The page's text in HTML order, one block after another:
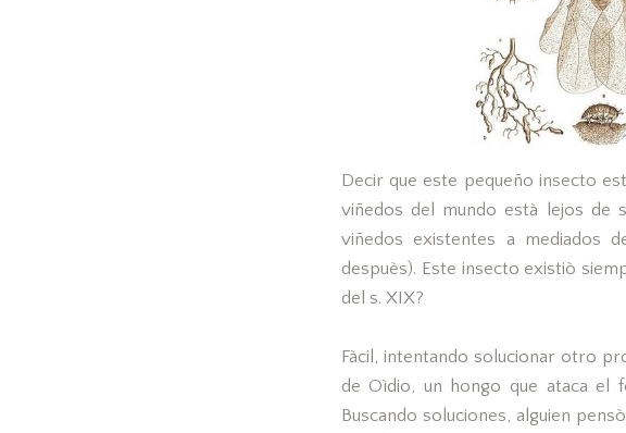
Decir que este pequeño insecto
viñedos del mundo està lejos de
viñedos existentes a mediados
despuès). Este insecto existiò
del s. XIX?
Fàcil, intentando solucionar otro
de Oìdio, un hongo que ataca el
Buscando soluciones, alguien